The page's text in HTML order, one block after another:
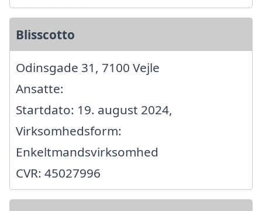
Blisscotto
Odinsgade 31, 7100 Vejle
Ansatte:
Startdato: 19. august 2024,
Virksomhedsform:
Enkeltmandsvirksomhed
CVR: 45027996